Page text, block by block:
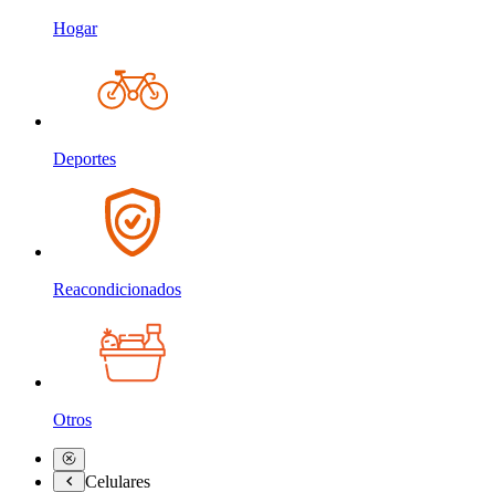
Hogar
Deportes
Reacondicionados
Otros
Celulares